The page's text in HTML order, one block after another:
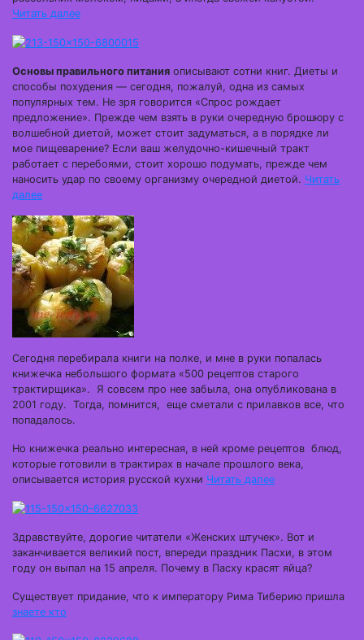
Читать далее
Основы правильного питания описывают сотни книг. Диеты и
способы похудения — сегодня, пожалуй, одна из самых
популярных тем. Не зря говорится «Спрос рождает
предложение». Прежде чем взять в руки очередную брошюру с
волшебной диетой, может стоит задуматься, а в порядке ли
мое пищеварение? Если ваш желудочно-кишечный тракт
работает с перебоями, стоит хорошо подумать, прежде чем
наносить удар по своему организму очередной диетой. Читать
далее
Сегодня перебирала книги на полке, и мне в руки попалась
книжечка небольшого формата «500 рецептов старого
трактирщика». Я совсем про нее забыла, она опубликована в
2001 году. Тогда, помнится, еще сметали с прилавков все, что
попадалось.
Но книжечка реально интересная, в ней кроме рецептов блюд,
которые готовили в трактирах в начале прошлого века,
описывается история русской кухни Читать далее
Здравствуйте, дорогие читатели «Женских штучек». Вот и
заканчивается великий пост, впереди праздник Пасхи, в этом
году он выпал на 15 апреля. Почему в Пасху красят яйца?
Существует придание, что к императору Рима Тиберию пришла
знаете кто